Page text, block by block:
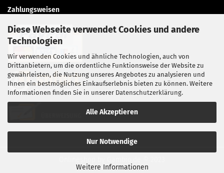
Diese Webseite verwendet Cookies und andere
Technologien
Wir verwenden Cookies und ähnliche Technologien, auch von
Drittanbietern, um die ordentliche Funktionsweise der Website zu
gewährleisten, die Nutzung unseres Angebotes zu analysieren und
Ihnen ein bestmögliches Einkaufserlebnis bieten zu können. Weitere
Informationen finden Sie in unserer Datenschutzerklärung.
Alle Akzeptieren
Nur Notwendige
Weitere Informationen
Zahlungsweisen